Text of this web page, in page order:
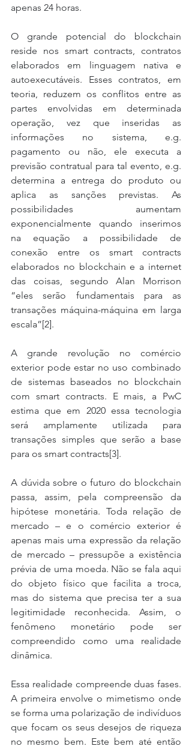
apenas 24 horas.
O grande potencial do blockchain
reside nos smart contracts, contratos
elaborados em linguagem nativa e
autoexecutáveis. Esses contratos, em
teoria, reduzem os conflitos entre as
partes envolvidas em determinada
operação, vez que inseridas as
informações no sistema, e.g.
pagamento ou não, ele executa a
previsão contratual para tal evento, e.g.
determina a entrega do produto ou
aplica as sanções previstas. As
possibilidades aumentam
exponencialmente quando inserimos
na equação a possibilidade de
conexão entre os smart contracts
elaborados no blockchain e a internet
das coisas, segundo Alan Morrison
“eles serão fundamentais para as
transações máquina-máquina em larga
escala”[2].
A grande revolução no comércio
exterior pode estar no uso combinado
de sistemas baseados no blockchain
com smart contracts. E mais, a PwC
estima que em 2020 essa tecnologia
será amplamente utilizada para
transações simples que serão a base
para os smart contracts[3].
A dúvida sobre o futuro do blockchain
passa, assim, pela compreensão da
hipótese monetária. Toda relação de
mercado – e o comércio exterior é
apenas mais uma expressão da relação
de mercado – pressupõe a existência
prévia de uma moeda. Não se fala aqui
do objeto físico que facilita a troca,
mas do sistema que precisa ter a sua
legitimidade reconhecida. Assim, o
fenômeno monetário pode ser
compreendido como uma realidade
dinâmica.
Essa realidade compreende duas fases.
A primeira envolve o mimetismo onde
se forma uma polarização de indivíduos
que focam os seus desejos de riqueza
no mesmo bem. Este bem até então